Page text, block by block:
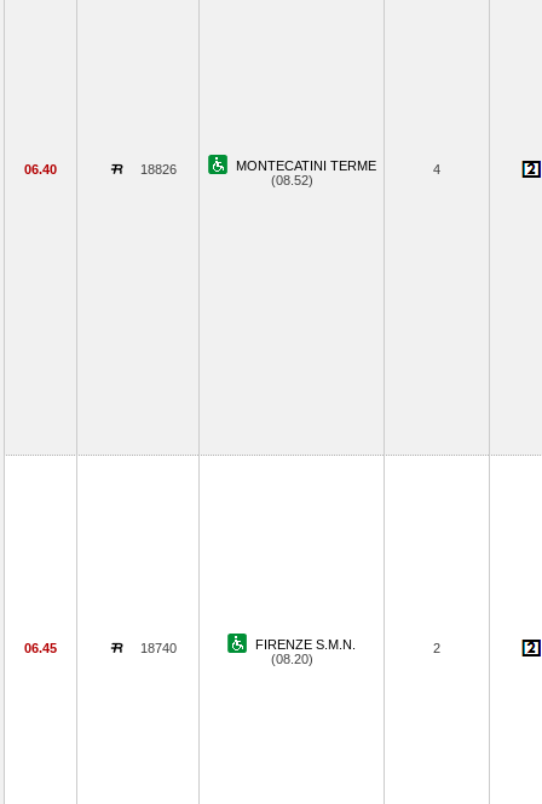
06.40 18826
MONTECATINI TERME
(08.52)
4
06.45 18740
FIRENZE S.M.N.
(08.20)
2